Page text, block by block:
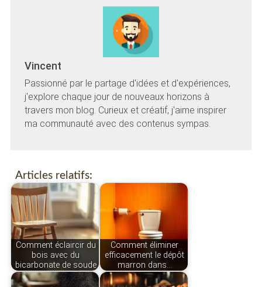
Vincent
Passionné par le partage d'idées et d'expériences,
j'explore chaque jour de nouveaux horizons à
travers mon blog. Curieux et créatif, j'aime inspirer
ma communauté avec des contenus sympas.
Articles relatifs:
Comment éclaircir du
bois avec du
bicarbonate de soude
Comment éliminer
efficacement le dépôt
marron dans…